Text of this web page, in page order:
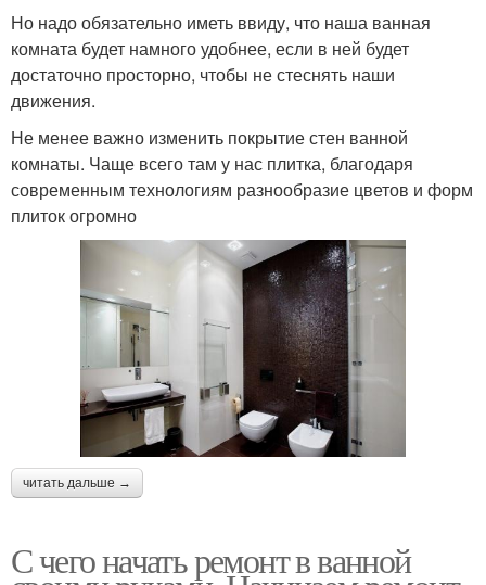
Но надо обязательно иметь ввиду, что наша ванная
комната будет намного удобнее, если в ней будет
достаточно просторно, чтобы не стеснять наши
движения.
Не менее важно изменить покрытие стен ванной
комнаты. Чаще всего там у нас плитка, благодаря
современным технологиям разнообразие цветов и форм
плиток огромно
читать дальше →
С чего начать ремонт в ванной